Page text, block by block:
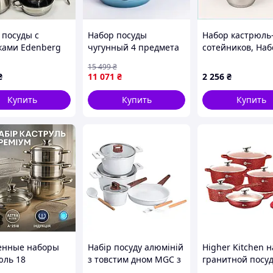
с
Edenberg
стали
2.1л-6.5л
Купить
Набор посуды
чугунный 4 предмета
голубой Yongkang FK-
11387
11 071 ₴
15 499₴
Купить
Набор кастрюль-
сотейников,
электроплиты,
Кастрюли с
высоких
C469H8E259
2 256 ₴
Купить
наборы
18
Набір посуду алюміній
з товстим дном MGC з
Higher Kitchen
гранитной